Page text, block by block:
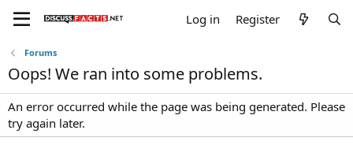
Log in Register
Forums
Oops! We ran into some problems.
An error occurred while the page was being generated. Please
try again later.